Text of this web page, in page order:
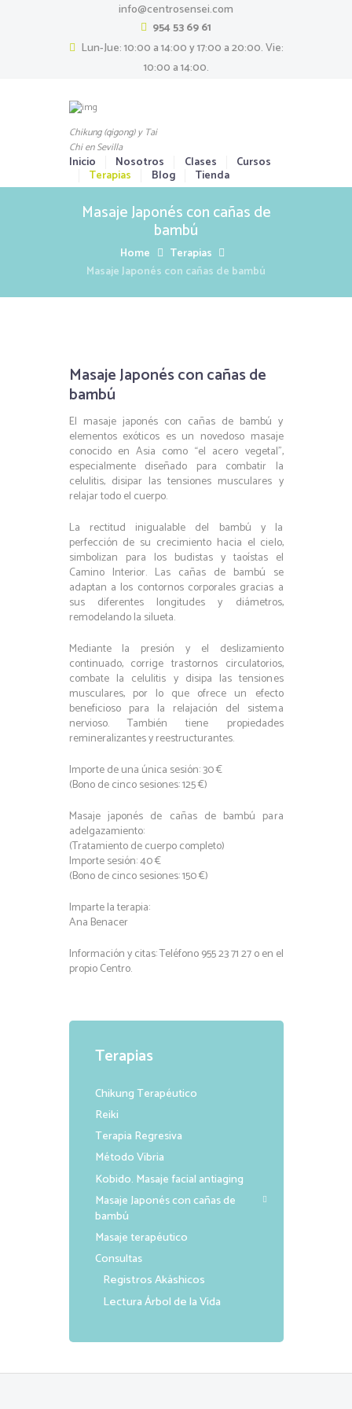
info@centrosensei.com
954 53 69 61
Lun-Jue: 10:00 a 14:00 y 17:00 a 20:00. Vie:
10:00 a 14:00.
Chikung (qigong) y Tai
Chi en Sevilla
Inicio Nosotros Clases Cursos
Terapias Blog Tienda
Masaje Japonés con cañas de
bambú
Home
Terapias
Masaje Japonés con cañas de bambú
Masaje Japonés con cañas de
bambú
El masaje japonés con cañas de bambú y
elementos exóticos es un novedoso masaje
conocido en Asia como “el acero vegetal”,
especialmente diseñado para combatir la
celulitis, disipar las tensiones musculares y
relajar todo el cuerpo.
La rectitud inigualable del bambú y la
perfección de su crecimiento hacia el cielo,
simbolizan para los budistas y taoístas el
Camino Interior. Las cañas de bambú se
adaptan a los contornos corporales gracias a
sus diferentes longitudes y diámetros,
remodelando la silueta.
Mediante la presión y el deslizamiento
continuado, corrige trastornos circulatorios,
combate la celulitis y disipa las tensiones
musculares, por lo que ofrece un efecto
beneficioso para la relajación del sistema
nervioso. También tiene propiedades
remineralizantes y reestructurantes.
Importe de una única sesión: 30 €
(Bono de cinco sesiones: 125 €)
Masaje japonés de cañas de bambú para
adelgazamiento:
(Tratamiento de cuerpo completo)
Importe sesión: 40 €
(Bono de cinco sesiones: 150 €)
Imparte la terapia:
Ana Benacer
Información y citas: Teléfono 955 23 71 27 o en el
propio Centro.
Terapias
Chikung Terapéutico
Reiki
Terapia Regresiva
Método Vibria
Kobido. Masaje facial antiaging
Masaje Japonés con cañas de
bambú
Masaje terapéutico
Consultas
Registros Akáshicos
Lectura Árbol de la Vida